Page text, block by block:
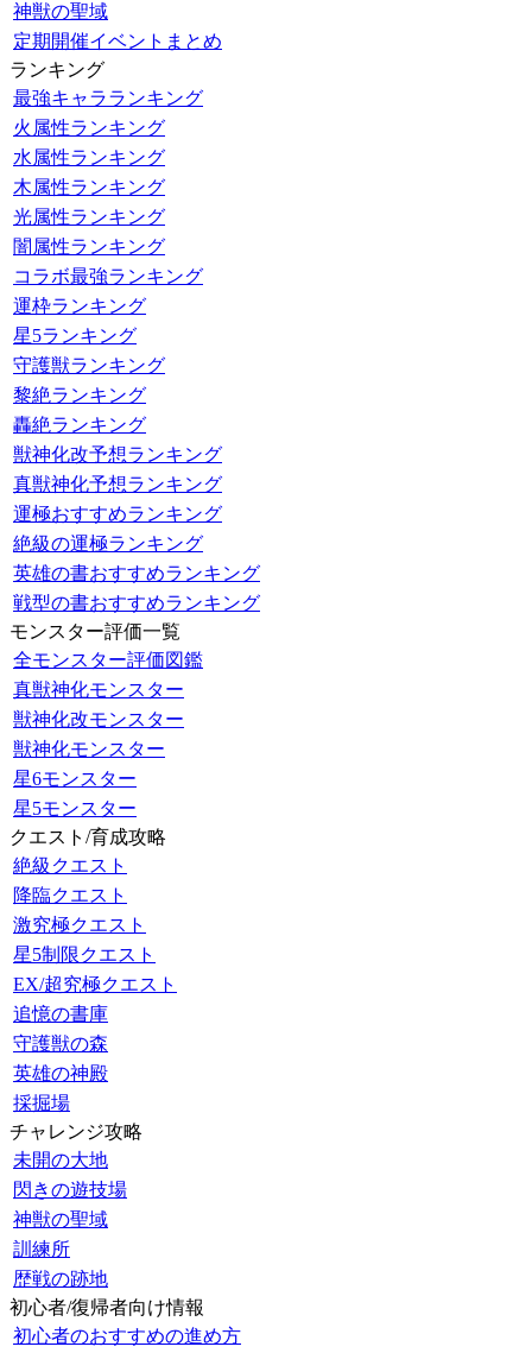
神獣の聖域
定期開催イベントまとめ
ランキング
最強キャラランキング
火属性ランキング
水属性ランキング
木属性ランキング
光属性ランキング
闇属性ランキング
コラボ最強ランキング
運枠ランキング
星5ランキング
守護獣ランキング
黎絶ランキング
轟絶ランキング
獣神化改予想ランキング
真獣神化予想ランキング
運極おすすめランキング
絶級の運極ランキング
英雄の書おすすめランキング
戦型の書おすすめランキング
モンスター評価一覧
全モンスター評価図鑑
真獣神化モンスター
獣神化改モンスター
獣神化モンスター
星6モンスター
星5モンスター
クエスト/育成攻略
絶級クエスト
降臨クエスト
激究極クエスト
星5制限クエスト
EX/超究極クエスト
追憶の書庫
守護獣の森
英雄の神殿
採掘場
チャレンジ攻略
未開の大地
閃きの遊技場
神獣の聖域
訓練所
歴戦の跡地
初心者/復帰者向け情報
初心者のおすすめの進め方